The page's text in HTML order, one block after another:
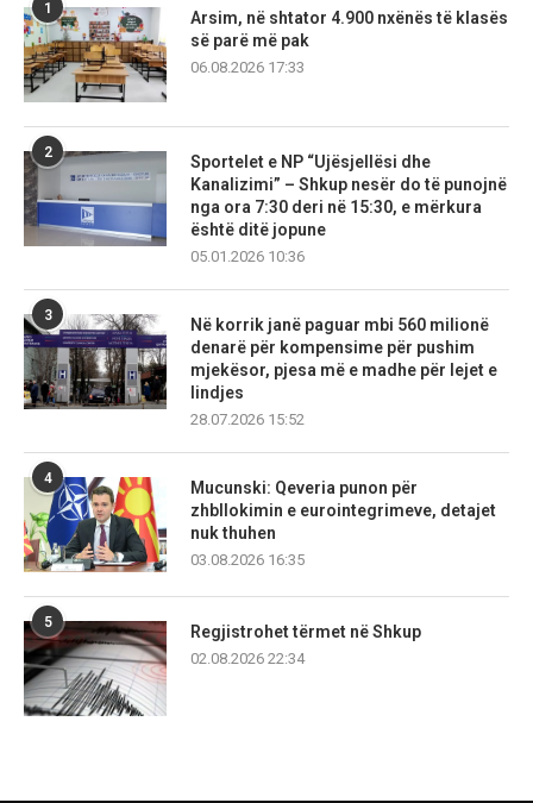
1
Arsim, në shtator 4.900 nxënës të klasës
së parë më pak
06.08.2026 17:33
2
Sportelet e NP “Ujësjellësi dhe
Kanalizimi” – Shkup nesër do të punojnë
nga ora 7:30 deri në 15:30, e mërkura
është ditë jopune
05.01.2026 10:36
3
Në korrik janë paguar mbi 560 milionë
denarë për kompensime për pushim
mjekësor, pjesa më e madhe për lejet e
lindjes
28.07.2026 15:52
4
Mucunski: Qeveria punon për
zhbllokimin e eurointegrimeve, detajet
nuk thuhen
03.08.2026 16:35
5
Regjistrohet tërmet në Shkup
02.08.2026 22:34